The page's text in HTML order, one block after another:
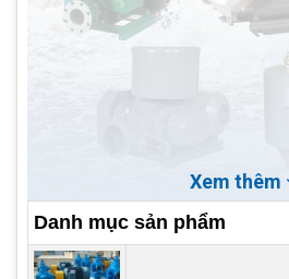
Sử dụng máy sục
Xem thêm
Danh mục sản phẩm